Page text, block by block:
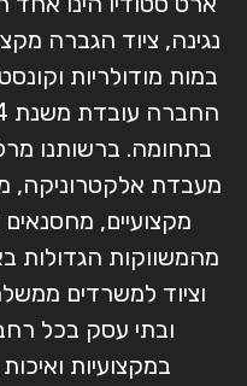
נגינה, ציוד הגברה
במות מודולריות
מעבדת אלקטרוניקה,
מקצועיים, מחסנאים
מהמשווקות הגדולות
וציוד למשרדים
ובתי עסק בכל
במקצועיות